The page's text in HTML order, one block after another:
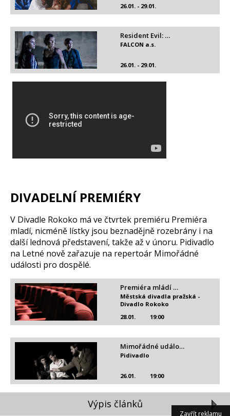
Zavřít reklamu
26.01. - 29.01.
Resident Evil: …
26.01. - 29.01.
FALCON a.s.
DIVADELNÍ PREMIÉRY
V Divadle Rokoko má ve čtvrtek premiéru Premiéra
mladí, nicméně lístky jsou beznadějně rozebrány i na
další lednová představení, takže až v únoru. Pidivadlo
na Letné nově zařazuje na repertoár Mimořádné
události pro dospělé.
Premiéra mládí …
28.01. 19:00
Městská divadla pražská -
Divadlo Rokoko
Mimořádné událo…
26.01. 19:00
Pidivadlo
Výpis článků